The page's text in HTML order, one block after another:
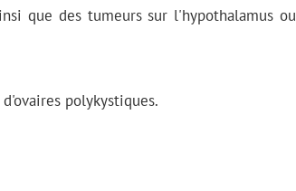
que des tumeurs sur l'hypothalamus ou
polykystiques.